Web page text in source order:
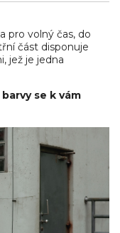
pro volný čas, do
část disponuje
jež je jedna
se k vám